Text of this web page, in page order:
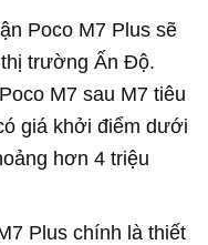
Poco M7 Plus sẽ
trường Ấn Độ.
M7 sau M7 tiêu
giá khởi điểm dưới
hơn 4 triệu
Plus chính là thiết